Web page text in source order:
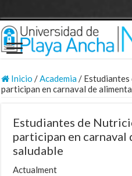
Inicio /Academia/
participan en carnaval de
Estudiantes de
participan en carnaval
saludable
Actualment